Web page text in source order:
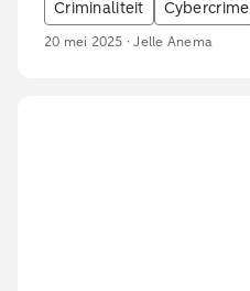
Criminaliteit Cybercrime
20 mei 2025 · Jelle Anema